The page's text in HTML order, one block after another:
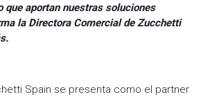
que aportan nuestras soluciones
la Directora Comercial de Zucchetti
Spain se presenta como el partner